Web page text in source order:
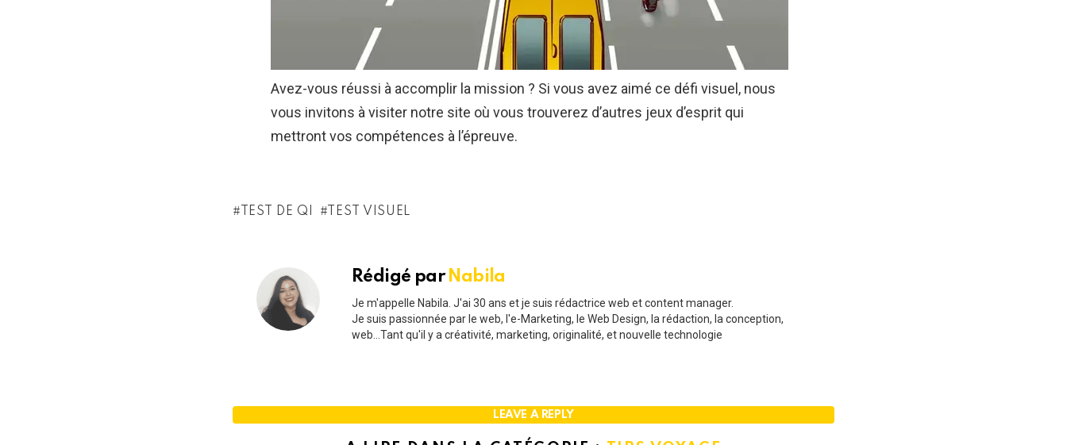
Avez-vous réussi à accomplir la mission ? Si vous avez aimé ce défi visuel, nous
vous invitons à visiter notre site où vous trouverez d’autres jeux d’esprit qui
mettront vos compétences à l’épreuve.
TEST DE QI TEST VISUEL
Rédigé par Nabila
Je m'appelle Nabila. J'ai 30 ans et je suis rédactrice web et content manager.
Je suis passionnée par le web, l'e-Marketing, le Web Design, la rédaction, la conception,
web...Tant qu'il y a créativité, marketing, originalité, et nouvelle technologie
LEAVE A REPLY